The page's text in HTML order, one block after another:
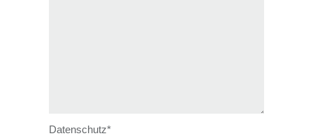
Datenschutz*